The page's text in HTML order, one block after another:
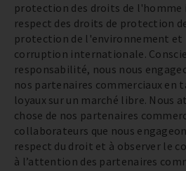
protection des droits de
respect des droits de protection
protection de l'environnement
corruption internationale.
responsabilité, nous nous
nos partenaires commerciaux en
loyaux sur un marché libre. Nous
chose de nos partenaires
collaborateurs que nous
respect du droit et à observer le
à l’attention des partenaires